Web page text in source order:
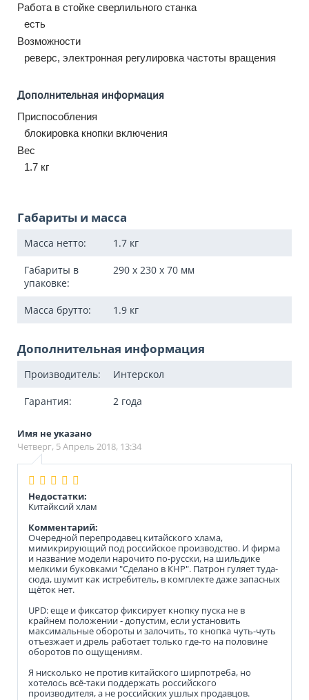
Работа в стойке сверлильного станка
есть
Возможности
реверс, электронная регулировка частоты вращения
Дополнительная информация
Приспособления
блокировка кнопки включения
Вес
1.7 кг
Габариты и масса
Масса нетто: 1.7 кг
Габариты в
упаковке:
290 x 230 x 70 мм
Масса брутто: 1.9 кг
Дополнительная информация
Производитель: Интерскол
Гарантия: 2 года
Имя не указано
Четверг, 5 Апрель 2018, 13:34
Недостатки:
Китайксий хлам
Комментарий:
Очередной перепродавец китайского хлама,
мимикрирующий под российское производство. И фирма
и название модели нарочито по-русски, на шильдике
мелкими буковками "Сделано в КНР". Патрон гуляет туда-
сюда, шумит как истребитель, в комплекте даже запасных
щёток нет.
UPD: еще и фиксатор фиксирует кнопку пуска не в
крайнем положении - допустим, если установить
максимальные обороты и залочить, то кнопка чуть-чуть
отъезжает и дрель работает только где-то на половине
оборотов по ощущениям.
Я нисколько не против китайского ширпотреба, но
хотелось всё-таки поддержать российского
производителя, а не российских ушлых продавцов.